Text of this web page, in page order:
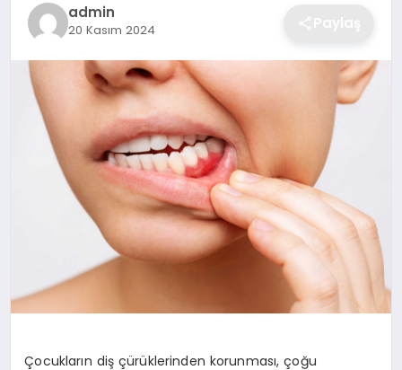
TEKNOLOJI
admin
20 Kasım 2024
Çocukların diş çürüklerinden korunması, çoğu